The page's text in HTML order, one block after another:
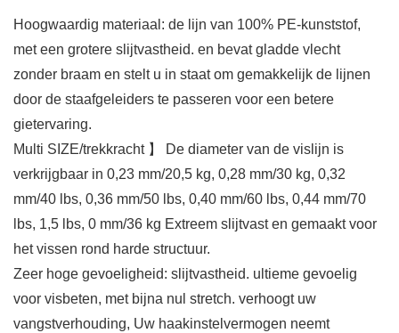
Hoogwaardig materiaal: de lijn van 100% PE-kunststof,
met een grotere slijtvastheid. en bevat gladde vlecht
zonder braam en stelt u in staat om gemakkelijk de lijnen
door de staafgeleiders te passeren voor een betere
gietervaring.
Multi SIZE/trekkracht 】 De diameter van de vislijn is
verkrijgbaar in 0,23 mm/20,5 kg, 0,28 mm/30 kg, 0,32
mm/40 lbs, 0,36 mm/50 lbs, 0,40 mm/60 lbs, 0,44 mm/70
lbs, 1,5 lbs, 0 mm/36 kg Extreem slijtvast en gemaakt voor
het vissen rond harde structuur.
Zeer hoge gevoeligheid: slijtvastheid. ultieme gevoelig
voor visbeten, met bijna nul stretch. verhoogt uw
vangstverhouding, Uw haakinstelvermogen neemt